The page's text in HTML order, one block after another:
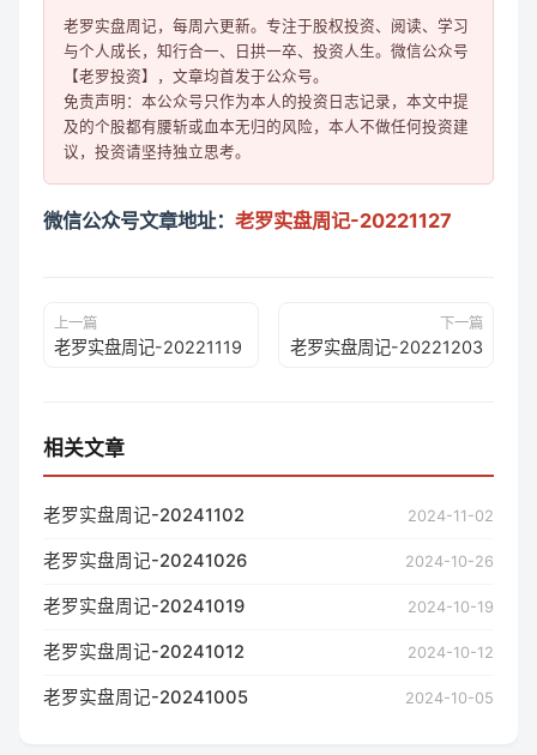
老罗实盘周记，每周六更新。专注于股权投资、阅读、学习
与个人成长，知行合一、日拱一卒、投资人生。微信公众号
【老罗投资】，文章均首发于公众号。
免责声明：本公众号只作为本人的投资日志记录，本文中提
及的个股都有腰斩或血本无归的风险，本人不做任何投资建
微信公众号文章地址： 老罗实盘周记-20221127
上一篇
老罗实盘周记-20221119
下一篇
老罗实盘周记-20221203
相关文章
老罗实盘周记-20241102 2024-11-02
老罗实盘周记-20241026 2024-10-26
老罗实盘周记-20241019 2024-10-19
老罗实盘周记-20241012 2024-10-12
老罗实盘周记-20241005 2024-10-05